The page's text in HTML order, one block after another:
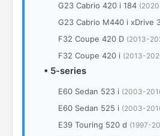
G23 Cabrio 420 i 184
G23 Cabrio M440 i xDrive
F32 Coupe 420 D (2013-
F32 Coupe 420 i (2013-
• 5-series
E60 Sedan 523 i (2003-
E60 Sedan 525 i (2003-
E39 Touring 520 d (1997-